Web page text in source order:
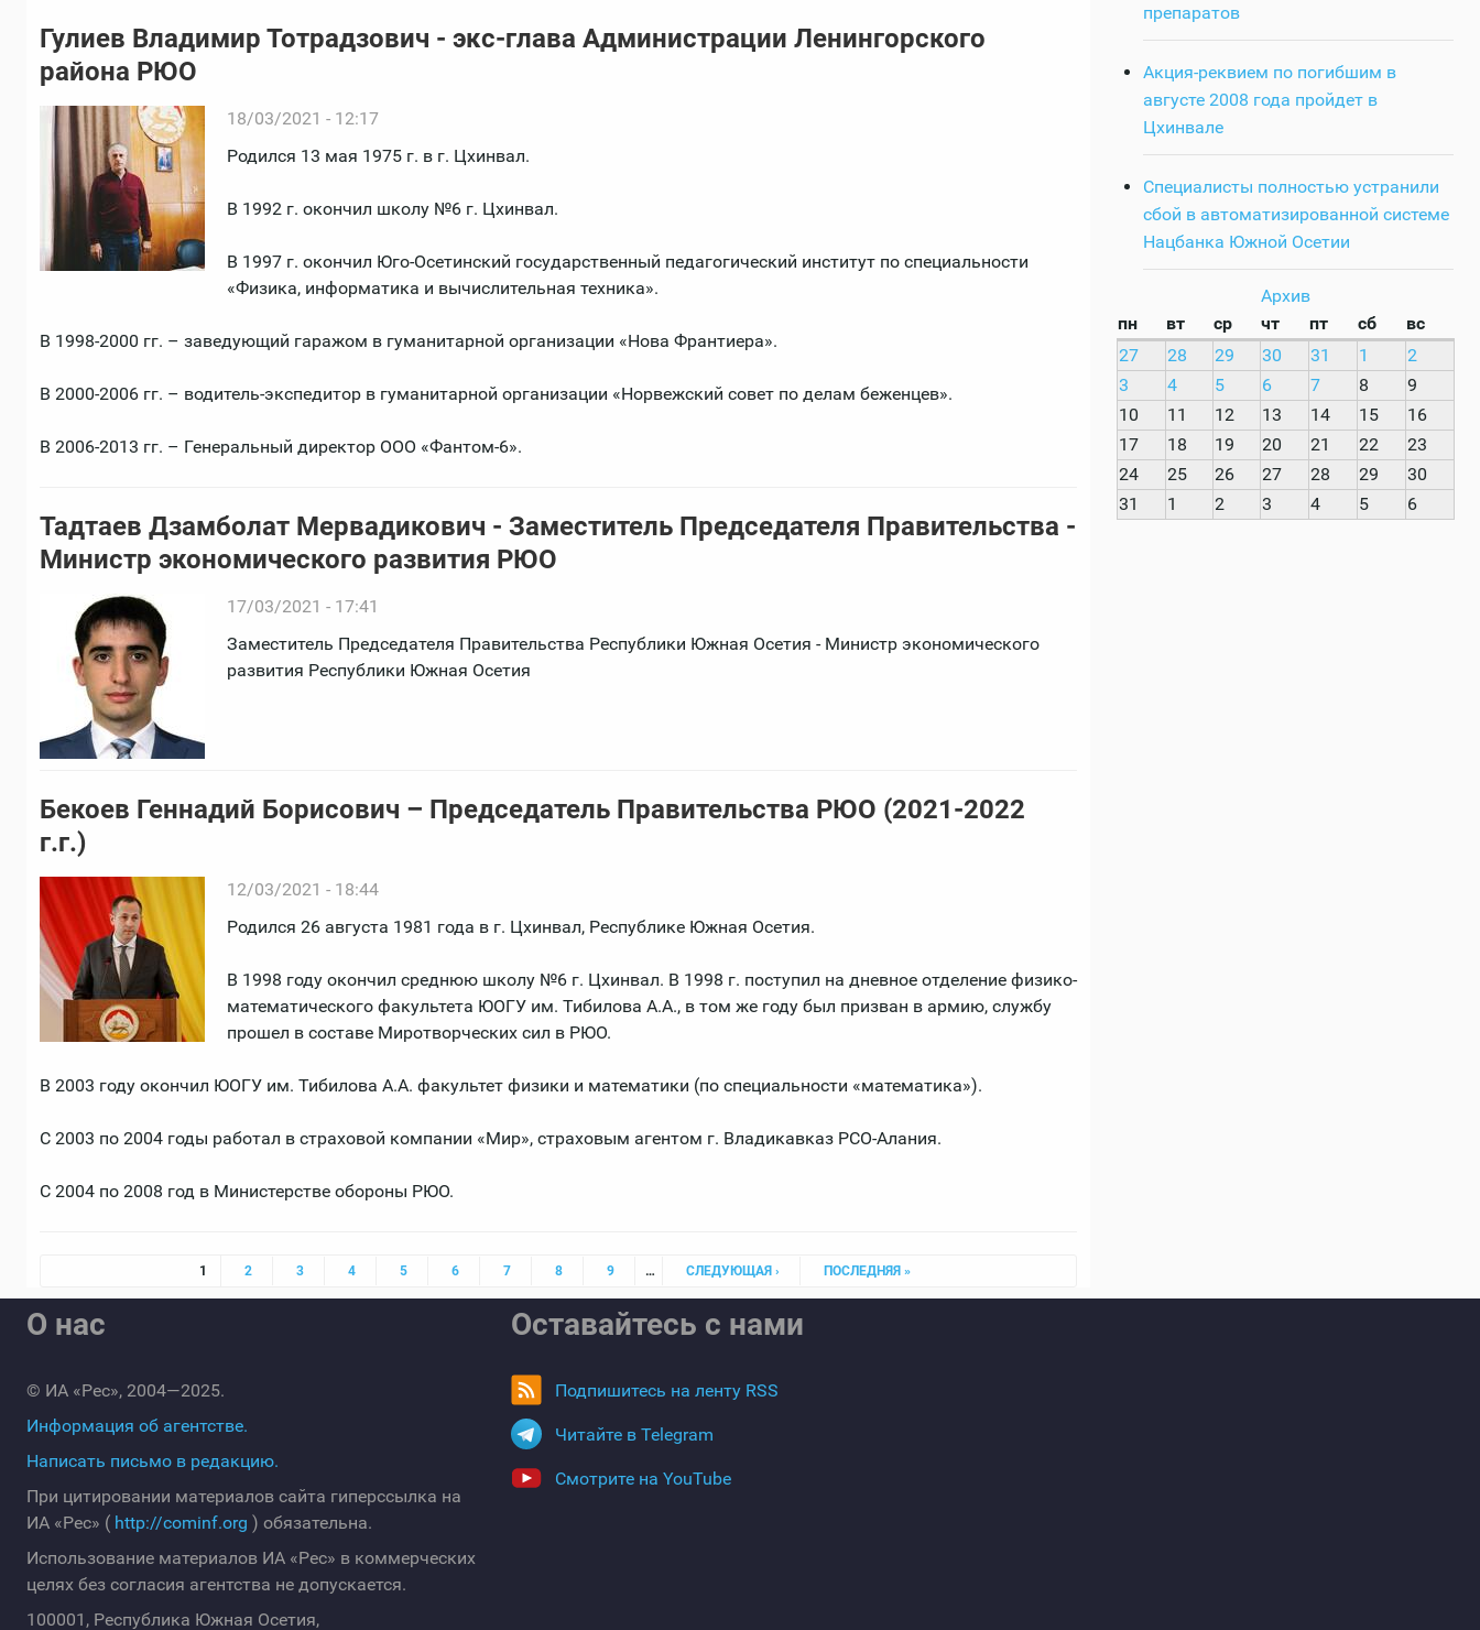
Гулиев Владимир Тотрадзович - экс-глава Администрации Ленингорского
района РЮО
18/03/2021 - 12:17
Родился 13 мая 1975 г. в г. Цхинвал.
В 1992 г. окончил школу №6 г. Цхинвал.
В 1997 г. окончил Юго-Осетинский государственный педагогический институт по специальности
«Физика, информатика и вычислительная техника».
В 1998-2000 гг. – заведующий гаражом в гуманитарной организации «Нова Франтиера».
В 2000-2006 гг. – водитель-экспедитор в гуманитарной организации «Норвежский совет по делам беженцев».
В 2006-2013 гг. – Генеральный директор ООО «Фантом-6».
Тадтаев Дзамболат Мервадикович - Заместитель Председателя Правительства -
Министр экономического развития РЮО
17/03/2021 - 17:41
Заместитель Председателя Правительства Республики Южная Осетия - Министр экономического
развития Республики Южная Осетия
Бекоев Геннадий Борисович – Председатель Правительства РЮО (2021-2022
г.г.)
12/03/2021 - 18:44
Родился 26 августа 1981 года в г. Цхинвал, Республике Южная Осетия.
В 1998 году окончил среднюю школу №6 г. Цхинвал. В 1998 г. поступил на дневное отделение физико-
математического факультета ЮОГУ им. Тибилова А.А., в том же году был призван в армию, службу
прошел в составе Миротворческих сил в РЮО.
В 2003 году окончил ЮОГУ им. Тибилова А.А. факультет физики и математики (по специальности «математика»).
С 2003 по 2004 годы работал в страховой компании «Мир», страховым агентом г. Владикавказ РСО-Алания.
С 2004 по 2008 год в Министерстве обороны РЮО.
1 2 3 4 5 6 7 8 9 … СЛЕДУЮЩАЯ › ПОСЛЕДНЯЯ »
препаратов
Акция-реквием по погибшим в
августе 2008 года пройдет в
Цхинвале
Специалисты полностью устранили
сбой в автоматизированной системе
Нацбанка Южной Осетии
Архив
пн
вт ср чт пт сб
вс
27
28 29 30 31 1
2
3
4 5 6 7 8
9
10
11 12 13 14 15
16
17
18 19 20 21 22
23
24
25 26 27 28 29
30
31
1 2 3 4 5 6
О нас
© ИА «Рес», 2004—2025.
Информация об агентстве.
Написать письмо в редакцию.
При цитировании материалов сайта гиперссылка на
ИА «Рес» ( http://cominf.org ) обязательна.
Использование материалов ИА «Рес» в коммерческих
целях без согласия агентства не допускается.
100001, Республика Южная Осетия,
Оставайтесь с нами
Подпишитесь на ленту RSS
Читайте в Telegram
Смотрите на YouTube